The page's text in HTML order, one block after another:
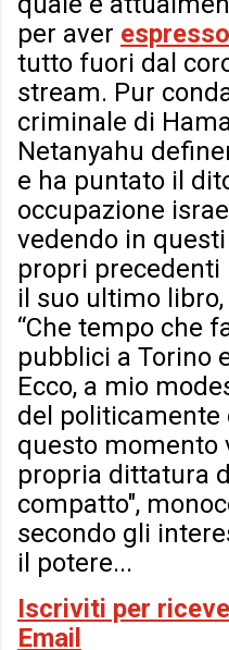
per aver espresso
tutto fuori dal
stream. Pur
criminale di
Netanyahu
e ha puntato il
occupazione
vedendo in
propri
il suo ultimo
“Che tempo che
pubblici a Torino
Ecco, a mio
del politicamente
questo momento
propria dittatura
compatto",
secondo gli
il potere...
Iscriviti per
Email